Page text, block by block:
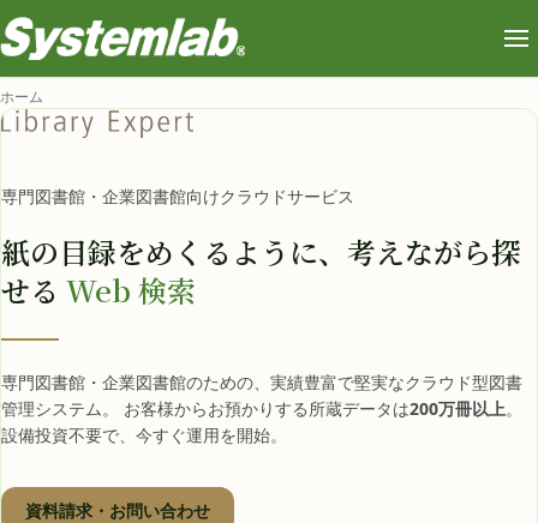
ホーム
専門図書館・企業図書館向けクラウドサービス
紙の目録をめくるように、 考えながら探
せる Web 検索
専門図書館・企業図書館のための、実績豊富で堅実なクラウド型図書
管理システム。 お客様からお預かりする所蔵データは200万冊以上。
設備投資不要で、今すぐ運用を開始。
資料請求・お問い合わせ